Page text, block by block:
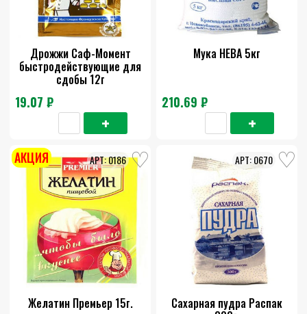
Дрожжи Саф-Момент
быстродействующие для
сдобы 12г
19.07 ₽
Мука НЕВА 5кг
210.69 ₽
Желатин Премьер 15г.
0186
АКЦИЯ
Сахарная пудра Распак
0670